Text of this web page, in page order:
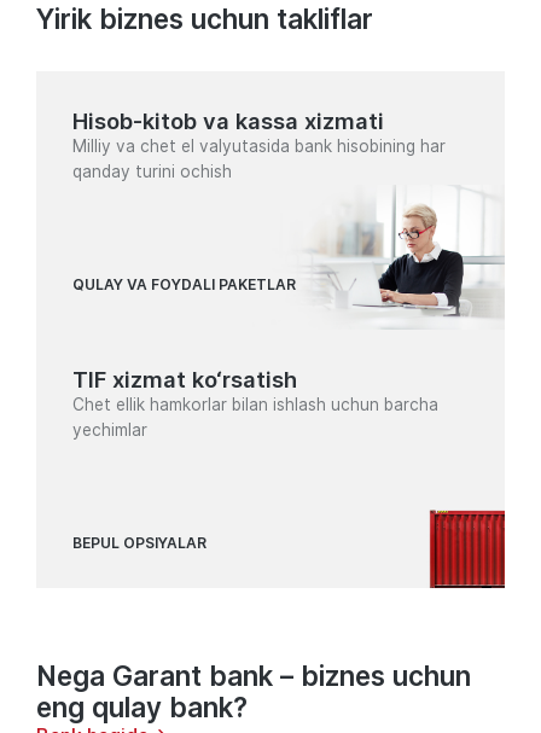
Yirik biznes uchun takliflar
Hisob-kitob va kassa xizmati
Milliy va chet el valyutasida bank hisobining har
qanday turini ochish
QULAY VA FOYDALI PAKETLAR
TIF xizmat ko‘rsatish
Chet ellik hamkorlar bilan ishlash uchun barcha
yechimlar
BEPUL OPSIYALAR
Nega Garant bank – biznes uchun
eng qulay bank?